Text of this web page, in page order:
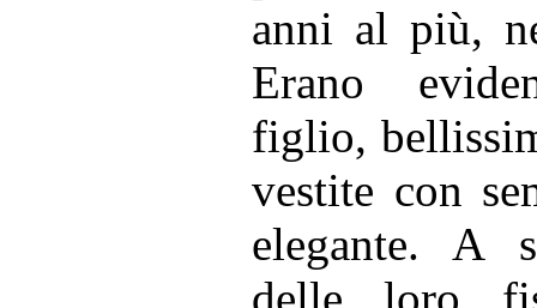
anni al più,
Erano
figlio,
vestite con
elegante. A